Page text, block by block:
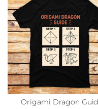
Origami Dragon Guid